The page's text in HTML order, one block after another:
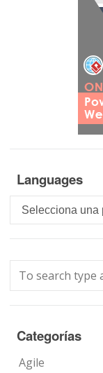
Languages
Languages
Categorías
Agile